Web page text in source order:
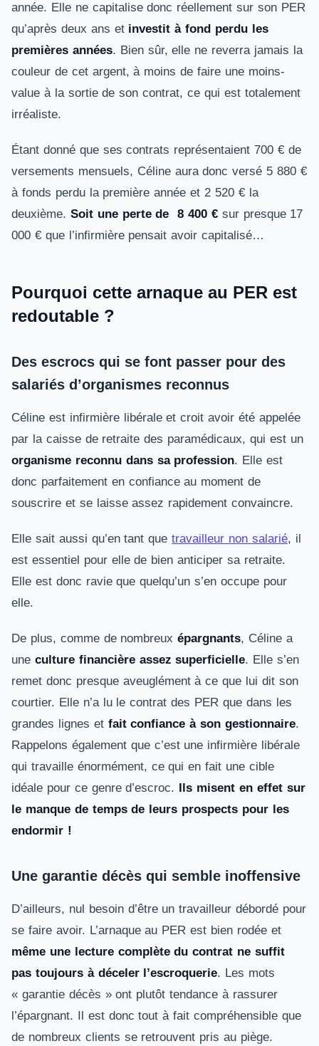
année. Elle ne capitalise donc réellement sur son PER
qu’après deux ans etinvestit à fond perdu les
premières années. Bien sûr, elle ne reverra jamais la
couleur de cet argent, à moins de faire une moins-
value à la sortie de son contrat, ce qui est totalement
irréaliste.
Étant donné que ses contrats représentaient 700 € de
versements mensuels, Céline aura donc versé 5 880 €
à fonds perdu la première année et 2 520 € la
deuxième. Soit une perte de 8 400 € sur presque 17
000 € que l’infirmière pensait avoir capitalisé…
Pourquoi cette arnaque au PER est
redoutable ?
Des escrocs qui se font passer pour des
salariés d’organismes reconnus
Céline est infirmière libérale et croit avoir été appelée
par la caisse de retraite des paramédicaux, qui est un
organisme reconnu dans sa profession. Elle est
donc parfaitement en confiance au moment de
souscrire et se laisse assez rapidement convaincre.
Elle sait aussi qu’en tant quetravailleur non salarié, il
est essentiel pour elle de bien anticiper sa retraite.
Elle est donc ravie que quelqu’un s’en occupe pour
elle.
De plus, comme de nombreuxépargnants, Céline a
une culture financière assez superficielle. Elle s’en
remet donc presque aveuglément à ce que lui dit son
courtier. Elle n’a lu le contrat des PER que dans les
grandes lignes et fait confiance à son gestionnaire.
Rappelons également que c’est une infirmière libérale
qui travaille énormément, ce qui en fait une cible
idéale pour ce genre d’escroc. Ils misent en effet sur
le manque de temps de leurs prospects pour les
endormir !
Une garantie décès qui semble inoffensive
D’ailleurs, nul besoin d’être un travailleur débordé pour
se faire avoir. L’arnaque au PER est bien rodée et
même une lecture complète du contrat ne suffit
pas toujours à déceler l’escroquerie. Les mots
« garantie décès » ont plutôt tendance à rassurer
l’épargnant. Il est donc tout à fait compréhensible que
de nombreux clients se retrouvent pris au piège.